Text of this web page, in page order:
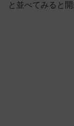
と並べてみると